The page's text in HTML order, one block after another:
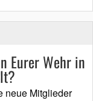
Eurer Wehr in
neue Mitglieder